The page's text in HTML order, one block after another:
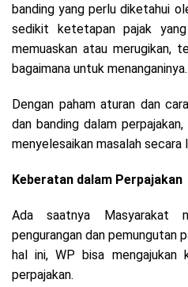
banding yang perlu diketahui
sedikit ketetapan pajak
memuaskan atau merugikan,
bagaimana untuk menanganinya.
Dengan paham aturan dan
dan banding dalam
menyelesaikan masalah secara
Keberatan dalam Perpajakan
Ada saatnya Masyarakat
pengurangan dan pemungutan
hal ini, WP bisa mengajukan
perpajakan.